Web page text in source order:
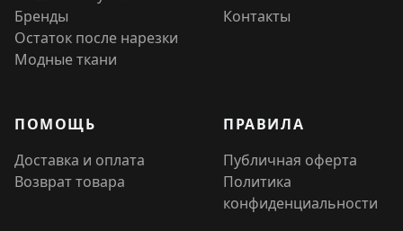
Бренды
Остаток после нарезки
Модные ткани
Контакты
ПОМОЩЬ
Доставка и оплата
Возврат товара
ПРАВИЛА
Публичная оферта
Политика
конфиденциальности